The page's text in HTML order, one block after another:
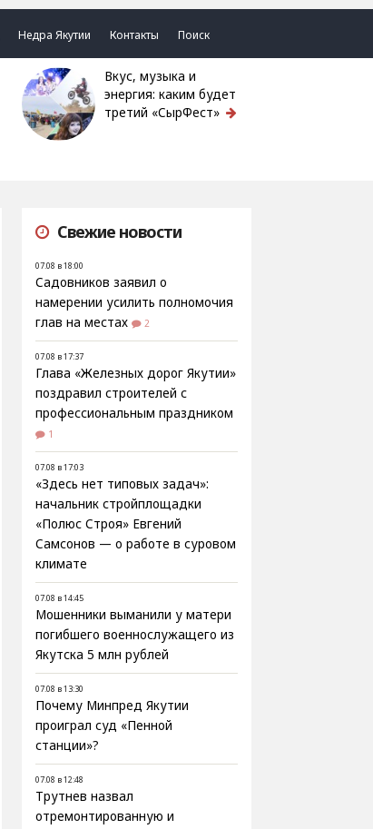
Недра Якутии Контакты Поиск
Вкус, музыка и
энергия: каким будет
третий «СырФест»
Свежие новости
07.08 в 18:00
Садовников заявил о
намерении усилить полномочия
глав на местах
2
07.08 в 17:37
Глава «Железных дорог Якутии»
поздравил строителей с
профессиональным праздником
1
07.08 в 17:03
«Здесь нет типовых задач»:
начальник стройплощадки
«Полюс Строя» Евгений
Самсонов — о работе в суровом
климате
07.08 в 14:45
Мошенники выманили у матери
погибшего военнослужащего из
Якутска 5 млн рублей
07.08 в 13:30
Почему Минпред Якутии
проиграл суд «Пенной
станции»?
07.08 в 12:48
Трутнев назвал
отремонтированную и